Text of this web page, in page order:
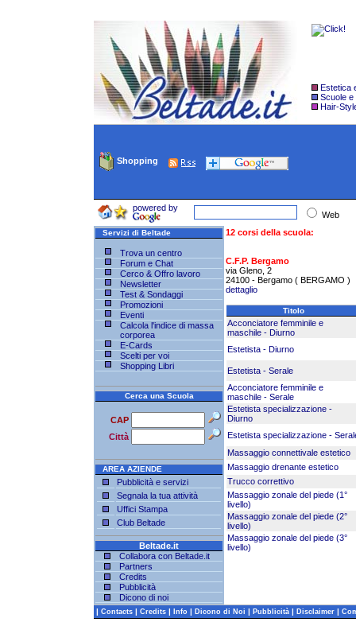
Estetica
Scuole e
Hair-
Shopping
powered by
Web
Servizi di Beltade
Trova un centro
Forum e Chat
Cerco & Offro lavoro
Newsletter
Test & Sondaggi
Promozioni
Eventi
Calcola l'indice di massa
corporea
E-Cards
Scelti per voi
Shopping Libri
Cerca una Scuola
CAP
Città
AREA AZIENDE
Pubblicità e servizi
Segnala la tua attività
Uffici Stampa
Club Beltade
Beltade.it
Collabora con Beltade.it
Partners
Credits
Pubblicità
Dicono di noi
12 corsi della scuola:
C.F.P. Bergamo
via Gleno, 2
24100 - Bergamo ( BERGAMO )
dettaglio
Titolo
Acconciatore femminile e
maschile - Diurno
Estetista - Diurno
Estetista - Serale
Acconciatore femminile e
maschile - Serale
Estetista specializzazione -
Diurno
Estetista specializzazione -
Massaggio connettivale estetico
Massaggio drenante estetico
Trucco correttivo
Massaggio zonale del piede (1°
livello)
Massaggio zonale del piede (2°
livello)
Massaggio zonale del piede (3°
livello)
| Contacts | Credits | Info | Dicono di Noi | Pubblicità | Disclaimer |